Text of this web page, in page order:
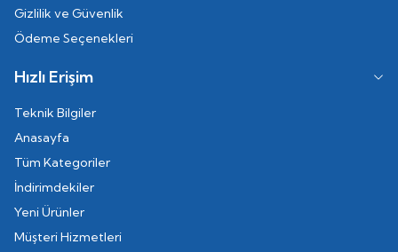
Gizlilik ve Güvenlik
Ödeme Seçenekleri
Hızlı Erişim
Teknik Bilgiler
Anasayfa
Tüm Kategoriler
İndirimdekiler
Yeni Ürünler
Müşteri Hizmetleri